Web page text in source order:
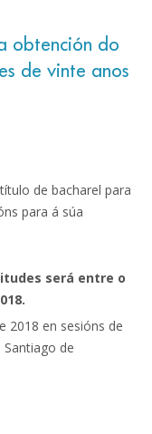
obtención do
de vinte anos
de bacharel para
para á súa
será entre o
2018 en sesións de
de